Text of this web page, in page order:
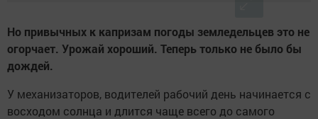
Но привычных к капризам погоды земледельцев это не
огорчает. Урожай хороший. Теперь только не было бы
дождей.
У механизаторов, водителей рабочий день начинается с
восходом солнца и длится чаще всего до самого